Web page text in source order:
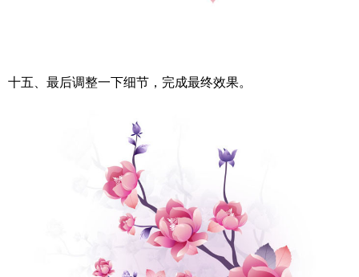
十五、最后调整一下细节，完成最终效果。